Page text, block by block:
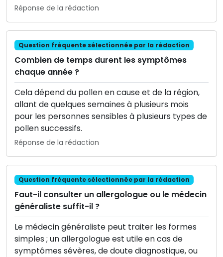
Réponse de la rédaction
Question fréquente sélectionnée par la rédaction
Combien de temps durent les symptômes
chaque année ?
Cela dépend du pollen en cause et de la région,
allant de quelques semaines à plusieurs mois
pour les personnes sensibles à plusieurs types de
pollen successifs.
Réponse de la rédaction
Question fréquente sélectionnée par la rédaction
Faut-il consulter un allergologue ou le médecin
généraliste suffit-il ?
Le médecin généraliste peut traiter les formes
simples ; un allergologue est utile en cas de
symptômes sévères, de doute diagnostique, ou